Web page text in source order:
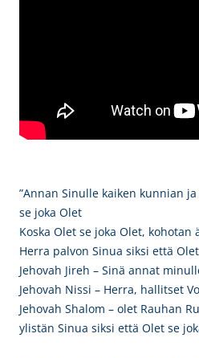
”Annan Sinulle kaiken kunnian
se joka Olet
Koska Olet se joka Olet, kohotan
Herra palvon Sinua siksi että
Jehovah Jireh – Sinä annat
Jehovah Nissi – Herra, hallitset
Jehovah Shalom – olet Rauhan
ylistän Sinua siksi että Olet se